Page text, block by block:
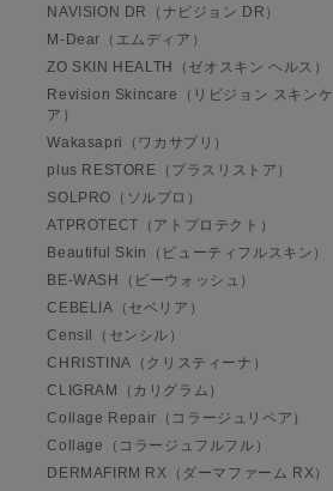
NAVISION DR（ナビジョン DR）
M-Dear（エムディア）
ZO SKIN HEALTH（ゼオスキン ヘルス）
Revision Skincare（リビジョン スキンケ
ア）
Wakasapri（ワカサプリ）
plus RESTORE（プラスリストア）
SOLPRO（ソルプロ）
ATPROTECT（アトプロテクト）
Beautiful Skin（ビューティフルスキン）
BE-WASH（ビーウォッシュ）
CEBELIA（セベリア）
Censil（センシル）
CHRISTINA（クリスティーナ）
CLIGRAM（カリグラム）
Collage Repair（コラージュリペア）
Collage（コラージュフルフル）
DERMAFIRM RX（ダーマファーム RX）